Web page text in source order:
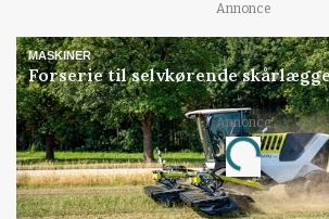
Annonce
MASKINER
Forserie til selvkørende
Annonce
Loading...